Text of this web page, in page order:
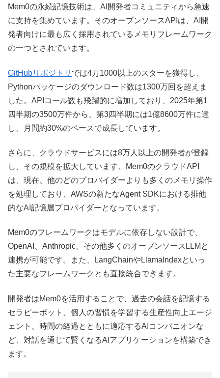
Mem0の永続記憶技術は、AI開発者コミュニティから急速
に支持を集めています。そのオープンソースAPIは、AI開
発者向けに最も広く採用されているメモリフレームワーク
の一つとされています。
GitHubリポジトリ では4万1000以上のスターを獲得し、
Pythonパッケージのダウンロード数は1300万回を超えま
した。APIコール数も飛躍的に増加しており、2025年第1
四半期の3500万件から、第3四半期には1億8600万件に達
し、月間約30%のペースで成長しています。
さらに、クラウドサービスには8万人以上の開発者が登録
し、その規模を拡大しています。Mem0のクラウドAPI
は、現在、他のどのプロバイダーよりも多くのメモリ操作
を処理しており、AWSの新たなAgent SDKにおける排他
的なAI記憶層プロバイダーとなっています。
Mem0のフレームワークはモデルに依存しない設計で、
OpenAI、Anthropic、その他多くのオープンソースLLMと
連携が可能です。また、LangChainやLlamaIndexといっ
た主要なフレームワークとも直接統合できます。
開発者はMem0を活用することで、過去の会話を記憶する
セラピーボット、個人の習慣を学習する生産性向上エージ
ェント、時間の経過とともに適応するAIコンパニオンな
ど、対話を通じて賢くなるAIアプリケーションを構築でき
ます。